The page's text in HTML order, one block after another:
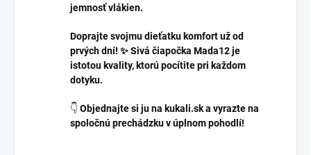
jemnosť vlákien.
Doprajte svojmu dieťatku komfort už od
prvých dní! ✨ Sivá čiapočka Mada12 je
istotou kvality, ktorú pocítite pri každom
dotyku.
👇 Objednajte si ju na kukali.sk a vyrazte na
spoločnú prechádzku v úplnom pohodlí!